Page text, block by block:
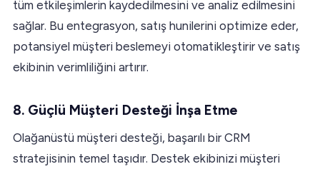
tüm etkileşimlerin kaydedilmesini ve analiz edilmesini
sağlar. Bu entegrasyon, satış hunilerini optimize eder,
potansiyel müşteri beslemeyi otomatikleştirir ve satış
ekibinin verimliliğini artırır.
8. Güçlü Müşteri Desteği İnşa Etme
Olağanüstü müşteri desteği, başarılı bir CRM
stratejisinin temel taşıdır. Destek ekibinizi müşteri